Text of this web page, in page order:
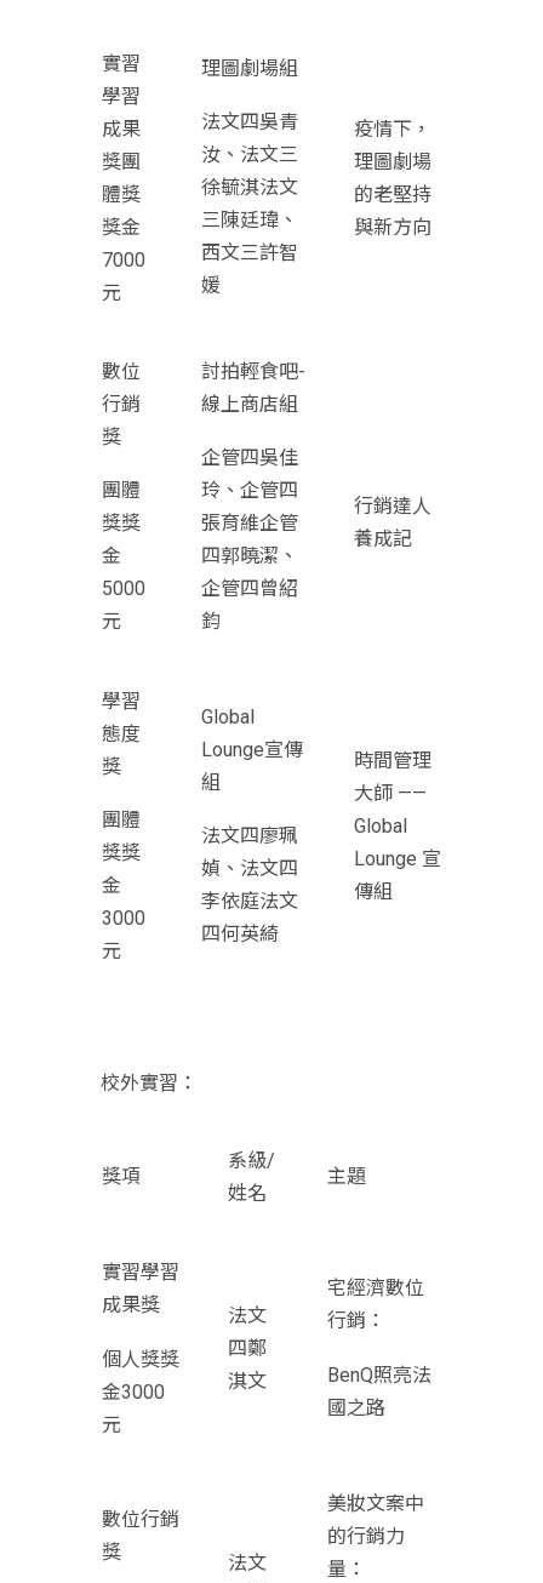
實習
學習
成果
獎團
體獎
獎金
7000
元
理圖劇場組
法文四吳青
汝、法文三
徐毓淇法文
三陳廷瑋、
西文三許智
媛
疫情下，
理圖劇場
的老堅持
與新方向
數位
行銷
獎
團體
獎獎
金
5000
元
討拍輕食吧-
線上商店組
企管四吳佳
玲、企管四
張育維企管
四郭曉潔、
企管四曾紹
鈞
行銷達人
養成記
學習
態度
獎
團體
獎獎
金
3000
元
Global
Lounge宣傳
組
法文四廖珮
媜、法文四
李依庭法文
四何英綺
時間管理
大師 ——
Global
Lounge 宣
傳組
校外實習：
獎項
系級/
姓名
主題
實習學習
成果獎
個人獎獎
金3000
元
法文
四鄭
淇文
宅經濟數位
行銷：
BenQ照亮法
國之路
數位行銷
獎
法文
美妝文案中
的行銷力
量：